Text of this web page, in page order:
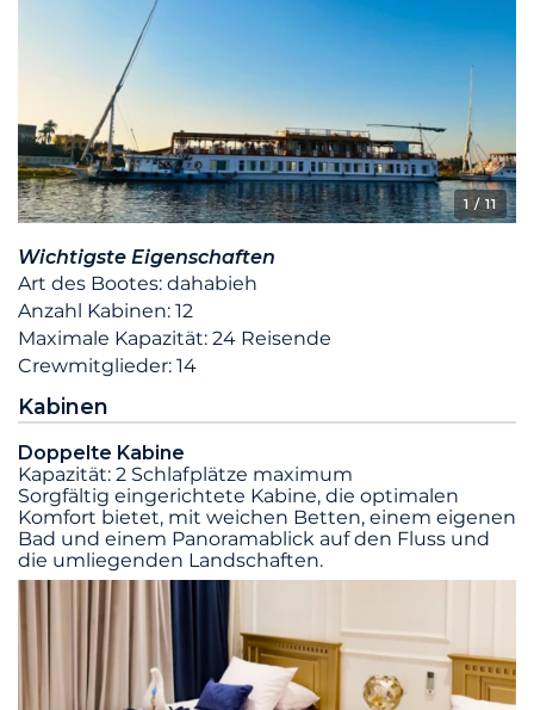
1 / 11
Wichtigste Eigenschaften
Art des Bootes: dahabieh
Anzahl Kabinen: 12
Maximale Kapazität: 24 Reisende
Crewmitglieder: 14
Kabinen
Doppelte Kabine
Kapazität: 2 Schlafplätze maximum
Sorgfältig eingerichtete Kabine, die optimalen
Komfort bietet, mit weichen Betten, einem eigenen
Bad und einem Panoramablick auf den Fluss und
die umliegenden Landschaften.